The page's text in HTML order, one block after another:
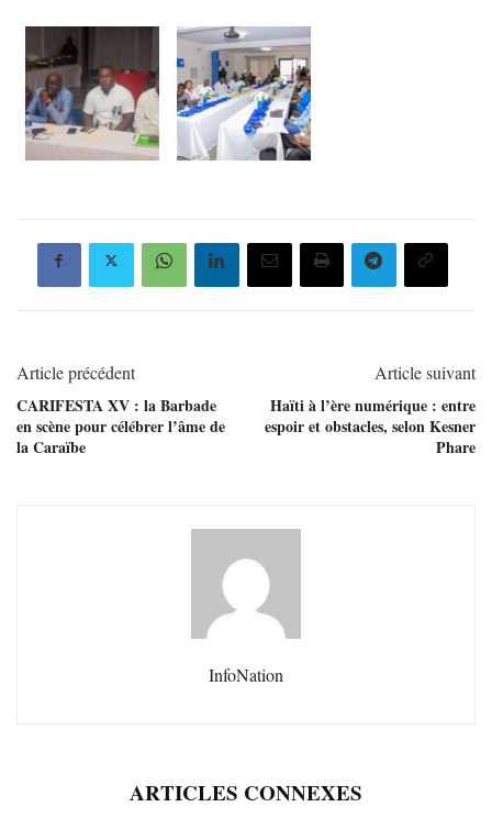
Article précédent
CARIFESTA XV : la Barbade
en scène pour célébrer l’âme de
la Caraïbe
Article suivant
Haïti à l’ère numérique : entre
espoir et obstacles, selon Kesner
Phare
InfoNation
ARTICLES CONNEXES